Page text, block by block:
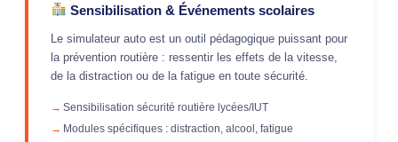
Sensibilisation & Événements scolaires
Le simulateur auto est un outil pédagogique puissant pour
la prévention routière : ressentir les effets de la vitesse,
de la distraction ou de la fatigue en toute sécurité.
Sensibilisation sécurité routière lycées/IUT
Modules spécifiques : distraction, alcool, fatigue